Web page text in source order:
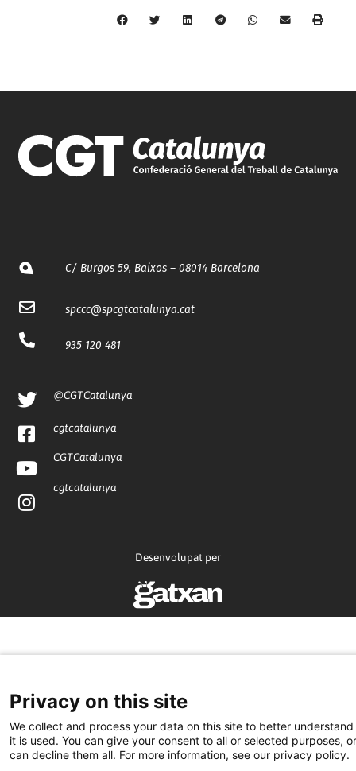
C/ Burgos 59, Baixos – 08014 Barcelona
spccc@spcgtcatalunya.cat
935 120 481
@CGTCatalunya
cgtcatalunya
CGTCatalunya
cgtcatalunya
Desenvolupat per
Privacy on this site
We collect and process your data on this site to better understand
it is used. You can give your consent to all or selected purposes,
can decline them all. For more information, see our privacy policy.